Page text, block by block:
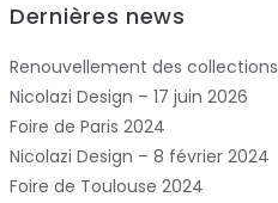
Dernières news
Renouvellement des collections
Nicolazi Design – 17 juin 2026
Foire de Paris 2024
Nicolazi Design – 8 février 2024
Foire de Toulouse 2024